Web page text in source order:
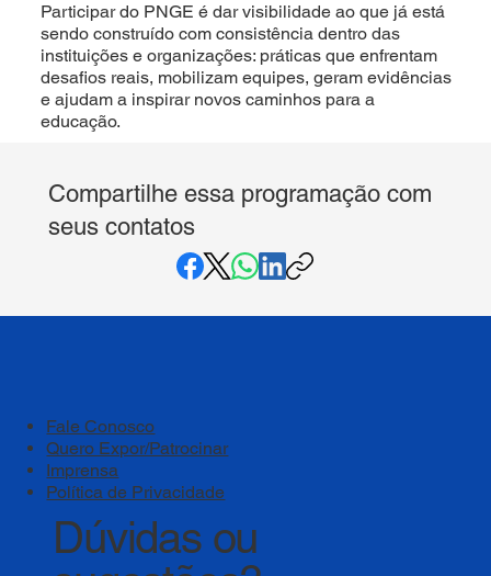
Participar do PNGE é dar visibilidade ao que já está
sendo construído com consistência dentro das
instituições e organizações: práticas que enfrentam
desafios reais, mobilizam equipes, geram evidências
e ajudam a inspirar novos caminhos para a
educação.
Compartilhe essa programação com
seus contatos
Fale Conosco
Quero Expor/Patrocinar
Imprensa
Política de Privacidade
Dúvidas ou